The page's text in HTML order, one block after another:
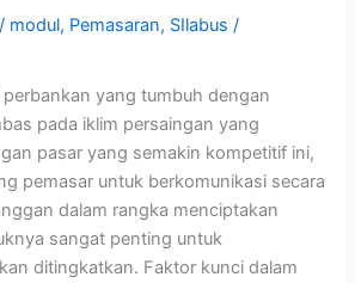
/ modul, Pemasaran, SIlabus /
perbankan yang tumbuh dengan
pada iklim persaingan yang
pasar yang semakin kompetitif ini,
pemasar untuk berkomunikasi secara
dalam rangka menciptakan
sangat penting untuk
ditingkatkan. Faktor kunci dalam